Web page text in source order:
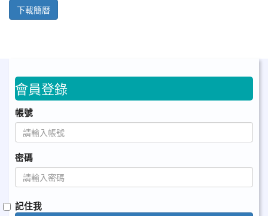
下載簡曆
會員登錄
帳號
密碼
記住我